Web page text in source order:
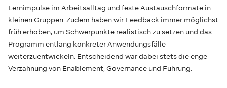
Lernimpulse im Arbeitsalltag und feste Austauschformate in
kleinen Gruppen. Zudem haben wir Feedback immer möglichst
früh erhoben, um Schwerpunkte realistisch zu setzen und das
Programm entlang konkreter Anwendungsfälle
weiterzuentwickeln. Entscheidend war dabei stets die enge
Verzahnung von Enablement, Governance und Führung.